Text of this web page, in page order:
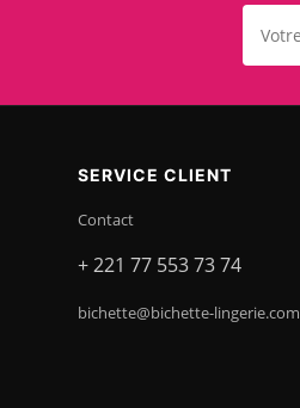
SERVICE CLIENT
Contact
+ 221 77 553 73 74
bichette@bichette-lingerie.com